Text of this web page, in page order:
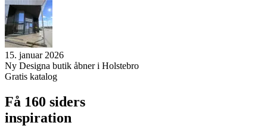
15. januar 2026
Ny Designa butik åbner i Holstebro
Gratis katalog
Få 160 siders
inspiration